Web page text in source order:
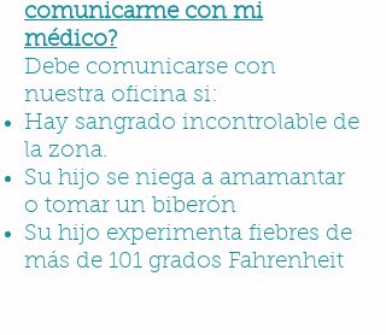
comunicarme con mi
médico?
Debe comunicarse con
nuestra oficina si:
Hay sangrado incontrolable de
la zona.
Su hijo se niega a amamantar
o tomar un biberón
Su hijo experimenta fiebres de
más de 101 grados Fahrenheit